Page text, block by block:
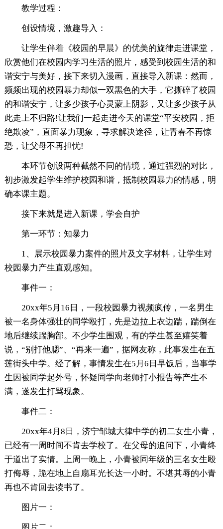
教学过程：
创设情境，激趣导入：
让学生伴着《校园的早晨》的优美的旋律走进课堂，
欣赏他们在校园内学习生活的照片，感受到校园生活的和
谐安宁与美好，接下来切入漫画，直接导入新课：然而，
频频出现的校园暴力却似一双黑色的大手，它撕碎了校园
的和谐安宁，让多少孩子心灵蒙上阴影，又让多少孩子从
此走上不归路!让我们一起走进今天的课堂“平安校园，拒
绝欺凌”，直面暴力现象，寻求解决途径，让青春不再惊
恐，让父母不再担忧!
本环节创设两种截然不同的情境，通过强烈的对比，
初步激发起学生维护校园和谐，抵制校园暴力的情感，明
确本课主题。
接下来就是进入新课，学会自护
第一环节：知暴力
1、展示校园暴力案件的照片及文字材料，让学生对
校园暴力产生直观感知。
事件一：
20xx年5月16日，一段校园暴力视频疯传，一名男生
被一名身体强壮的同学殴打，先是边拉上衣边踹，踹倒在
地后继续踹胸部。不少学生围观，有的学生甚至嬉笑着
说，“别打他腮”、“再来一遍”，据网友称，此事发生在五
莲街头中学。经了解，事情发生在5月6日早饭后，当事学
生因被同学起外号，怀疑同学向老师打小报告等产生不
满，遂发生打骂现象。
事件二：
20xx年4月8日，济宁邹城大律中学的初二女生小青，
已经有一周时间不肯去学校了。在父母的追问下，小青终
于道出了实情。上周一晚上，小青被同年级的三名女生殴
打侮辱，跪在地上自扇耳光长达一小时。不堪其辱的小青
再也不肯回去读书了。
图片一：